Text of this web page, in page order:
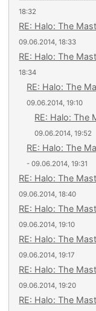
18:32
RE: Halo: The
09.06.2014, 18:33
RE: Halo: The
18:34
RE: Halo: The
09.06.2014, 19:10
RE: Halo: The
09.06.2014, 19:52
RE: Halo: The
- 09.06.2014, 19:31
RE: Halo: The
09.06.2014, 18:40
RE: Halo: The
09.06.2014, 19:10
RE: Halo: The
09.06.2014, 19:17
RE: Halo: The
09.06.2014, 19:20
RE: Halo: The